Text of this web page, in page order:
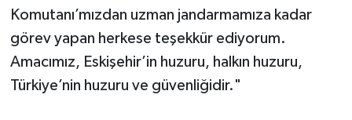
Komutanı’mızdan uzman jandarmamıza kadar
görev yapan herkese teşekkür ediyorum.
Amacımız, Eskişehir’in huzuru, halkın huzuru,
Türkiye’nin huzuru ve güvenliğidir."